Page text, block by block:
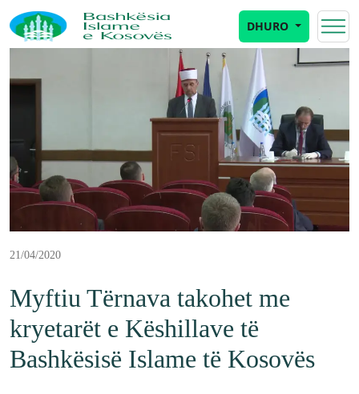
DHURO
21/04/2020
Myftiu Tërnava takohet me
kryetarët e Këshillave të
Bashkësisë Islame të Kosovës